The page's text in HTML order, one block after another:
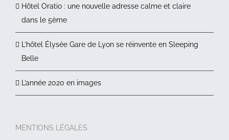
Hôtel Oratio : une nouvelle adresse calme et claire
dans le 5ème
L’hôtel Élysée Gare de Lyon se réinvente en Sleeping
Belle
L’année 2020 en images
MENTIONS LÉGALES